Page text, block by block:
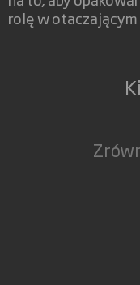
rolę w